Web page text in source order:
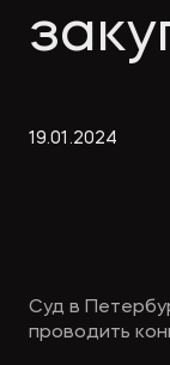
19.01 .2024
Суд в
проводить